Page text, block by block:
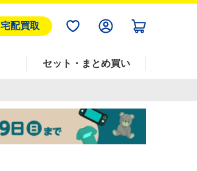
宅配買取
セット・まとめ買い